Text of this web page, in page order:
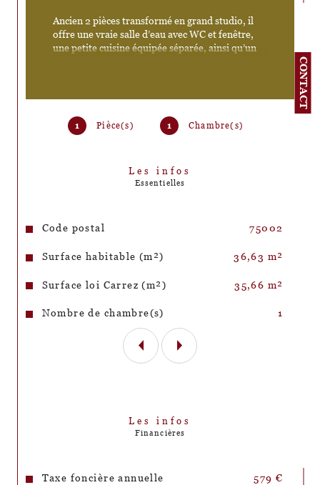
CONTACT
1 Pièce(s) 1 Chambre(s)
Les infos
Essentielles
Caractéristiques Valeurs
Code postal 75002
Surface habitable (m²) 36,63 m²
Surface loi Carrez (m²) 35,66 m²
Nombre de chambre(s) 1
Ancien 2 pièces transformé en grand studio, il
offre une vraie salle d’eau avec WC et fenêtre,
une petite cuisine équipée séparée, ainsi qu’un
La grande pièce de vie lumineuse bénéficie de
deux grandes fenêtres plein sud, offrant une
d’aménagement grâce aux 4 fenêtres présentes
dans l’appartement.
1700, il nécessitera un ravalement des façades
l’opportunité de valoriser encore davantage ce
par contre tout neuf).
Si la disposition actuelle des pièces peut être
repensée, les multiples ouvertures permettent
d’imaginer une toute nouvelle distribution des
Les infos
Financières
Taxe foncière annuelle 579 €